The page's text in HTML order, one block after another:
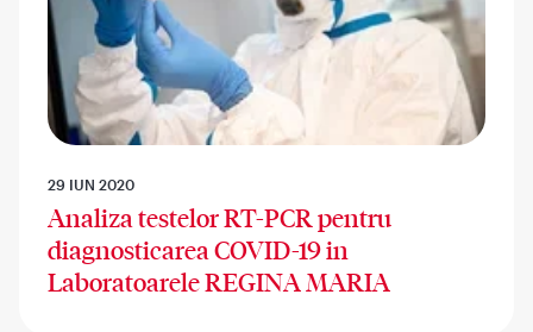
29 IUN 2020
Analiza testelor RT-PCR pentru
diagnosticarea COVID-19 in
Laboratoarele REGINA MARIA